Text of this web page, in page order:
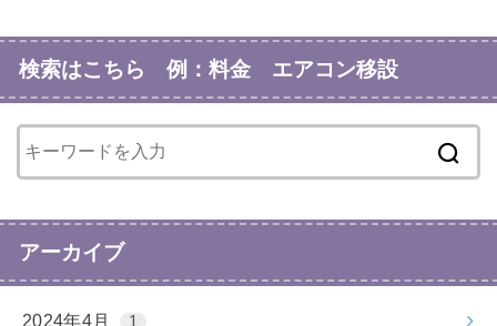
検索はこちら 例：料金 エアコン移設
アーカイブ
2024年4月 1